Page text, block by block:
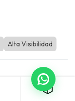
Alta Visibilidad